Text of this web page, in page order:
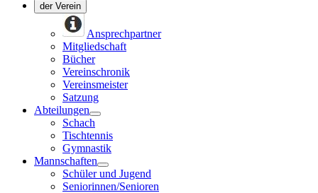
der Verein
Ansprechpartner
Mitgliedschaft
Bücher
Vereinschronik
Vereinsmeister
Satzung
Abteilungen
Schach
Tischtennis
Gymnastik
Mannschaften
Schüler und Jugend
Seniorinnen/Senioren